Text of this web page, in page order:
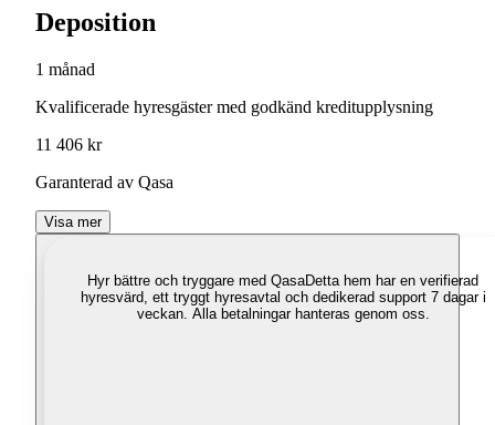
Deposition
1 månad
Kvalificerade hyresgäster med godkänd kreditupplysning
11 406 kr
Garanterad av Qasa
Visa mer
Hyr bättre och tryggare med QasaDetta hem har en verifierad
hyresvärd, ett tryggt hyresavtal och dedikerad support 7 dagar i
veckan. Alla betalningar hanteras genom oss.